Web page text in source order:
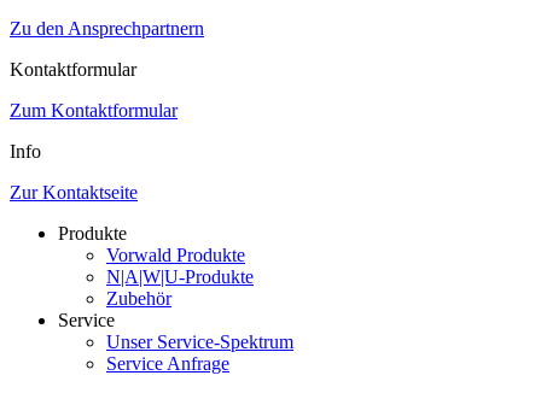
Zu den Ansprechpartnern
Kontaktformular
Zum Kontaktformular
Info
Zur Kontaktseite
Produkte
Vorwald Produkte
N|A|W|U-Produkte
Zubehör
Service
Unser Service-Spektrum
Service Anfrage